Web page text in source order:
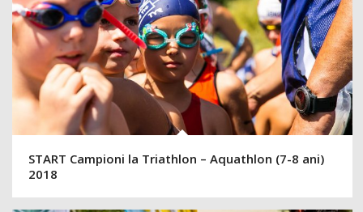
START Campioni la Triathlon – Aquathlon (7-8 ani)
2018